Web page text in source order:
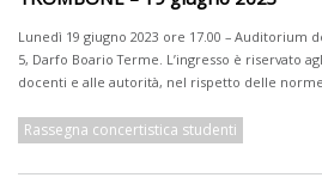
Lunedì 19 giugno 2023 ore 17.00 – Auditorium
5, Darfo Boario Terme. L’ingresso è riservato
docenti e alle autorità, nel rispetto delle
Rassegna concertistica studenti